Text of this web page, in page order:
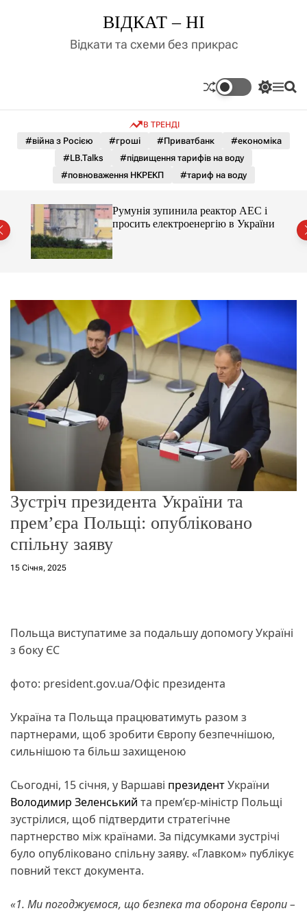
д
у
ВІДКАТ – НІ
Відкати та схеми без прикрас
П
м
к
а
о
л
ь
г
о
и
м
М П
В ТРЕНДІ
#війна з Росією #гроші #Приватбанк
#економіка
#LB.Talks
#підвищення тарифів на воду
#повноваження НКРЕКП
#тариф на воду
Румунія зупинила реактор АЕС і
просить електроенергію в України
Зустріч президента України та
прем’єра Польщі: опубліковано
спільну заяву
15 Січня, 2025
Польща виступатиме за подальшу допомогу Україні
з боку ЄС
фото: president.gov.ua/Офіс президента
Україна та Польща працюватимуть разом з
партнерами, щоб зробити Європу безпечнішою,
сильнішою та більш захищеною
Сьогодні, 15 січня, у Варшаві президентУкраїни
Володимир Зеленський та прем’єр-міністр Польщі
зустрілися, щоб підтвердити стратегічне
партнерство між країнами. За підсумками зустрічі
було опубліковано спільну заяву. «Главком» публікує
повний текст документа.
«1. Ми погоджуємося, що безпека та оборона Європи –